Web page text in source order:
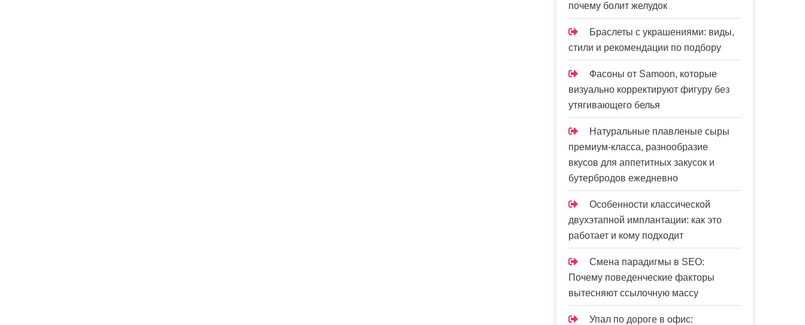
почему болит желудок
Браслеты с украшениями: виды,
стили и рекомендации по подбору
Фасоны от Samoon, которые
визуально корректируют фигуру без
утягивающего белья
Натуральные плавленые сыры
премиум-класса, разнообразие
вкусов для аппетитных закусок и
бутербродов ежедневно
Особенности классической
двухэтапной имплантации: как это
работает и кому подходит
Смена парадигмы в SEO:
Почему поведенческие факторы
вытесняют ссылочную массу
Упал по дороге в офис: